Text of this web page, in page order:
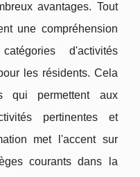
avantages. Tout
une compréhension
d'activités
les résidents. Cela
qui permettent aux
pertinentes et
met l'accent sur
courants dans la